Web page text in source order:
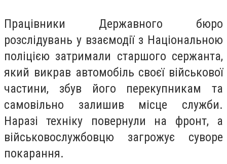
Працівники Державного бюро
розслідувань у взаємодії з Національною
поліцією затримали старшого сержанта,
який викрав автомобіль своєї військової
частини, збув його перекупникам та
самовільно залишив місце служби.
Наразі техніку повернули на фронт, а
військовослужбовцю загрожує суворе
покарання.